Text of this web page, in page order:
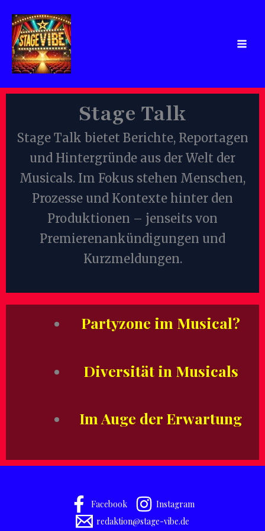
Inhalt
springen
Stage Talk
Stage Talk bietet Berichte, Reportagen
und Hintergründe aus der Welt der
Musicals. Im Fokus stehen Menschen,
Prozesse und Kontexte hinter den
Produktionen – jenseits von
Premierenankündigungen und
Kurzmeldungen.
Partyzone im Musical?
Diversität in Musicals
Im Auge der Erwartung
Facebook
Instagram
redaktion@stage-vibe.de